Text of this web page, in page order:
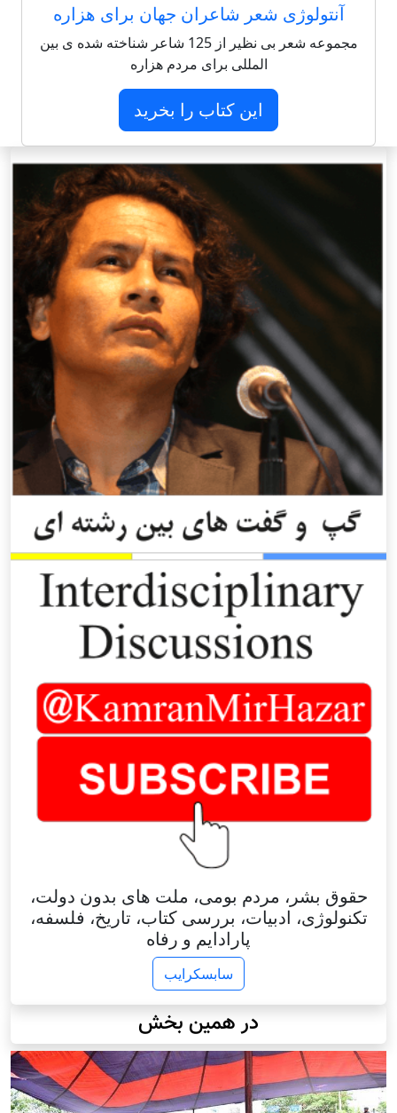
آنتولوژی شعر شاعران جهان برای هزاره
مجموعه شعر بی نظیر از 125 شاعر شناخته شده ی بین
المللی برای مردم هزاره
این کتاب را بخرید
حقوق بشر، مردم بومی، ملت های بدون دولت،
تکنولوژی، ادبیات، بررسی کتاب، تاریخ، فلسفه،
پارادایم و رفاه
سابسکرایب
در همین بخش